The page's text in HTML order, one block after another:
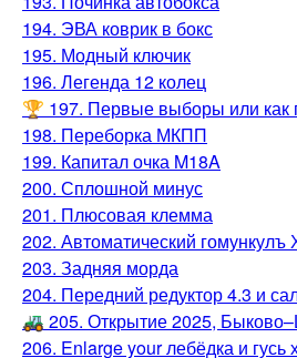
194. ЭВА коврик в бокс
195. Модный ключик
196. Легенда 12 колец
🏆 197. Первые выборы или как
198. Переборка МКПП
199. Капитал очка M18A
200. Сплошной минус
201. Плюсовая клемма
202. Автоматический гомункулъ
203. Задняя морда
204. Передний редуктор 4.3 и
🚜 205. Открытие 2025,
206. Enlarge your лебёдка и гусь